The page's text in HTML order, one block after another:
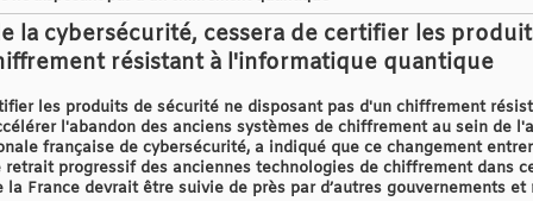
la cybersécurité, cessera de certifier les
résistant à l'informatique quantique
les produits de sécurité ne disposant pas d'un chiffrement
l'abandon des anciens systèmes de chiffrement au sein de
française de cybersécurité, a indiqué que ce changement
progressif des anciennes technologies de chiffrement dans
France devrait être suivie de près par d’autres gouvernements et